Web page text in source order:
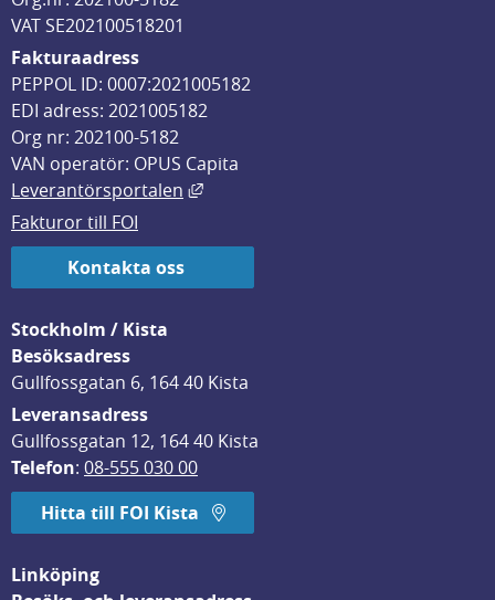
VAT SE202100518201
Fakturaadress
PEPPOL ID: 0007:2021005182
EDI adress: 2021005182
Org nr: 202100-5182
VAN operatör: OPUS Capita
Leverantörsportalen
Länk till annan webbplats, öppnas
Fakturor till FOI
Kontakta oss
Stockholm / Kista
Besöksadress
Gullfossgatan 6, 164 40 Kista
Leveransadress
Gullfossgatan 12, 164 40 Kista
Telefon: 08-555 030 00
Hitta till FOI Kista
Linköping